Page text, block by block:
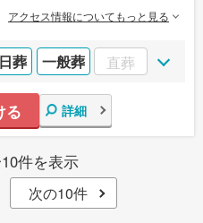
アクセス情報についてもっと見る
葬 一般葬 直葬
る 詳細
件を表示
次の10件